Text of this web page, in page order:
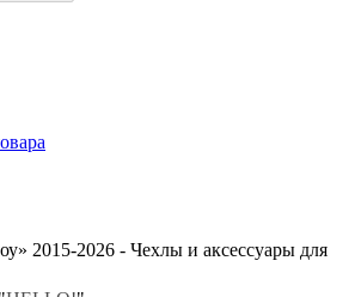
2015-2026 - Чехлы и аксессуары для